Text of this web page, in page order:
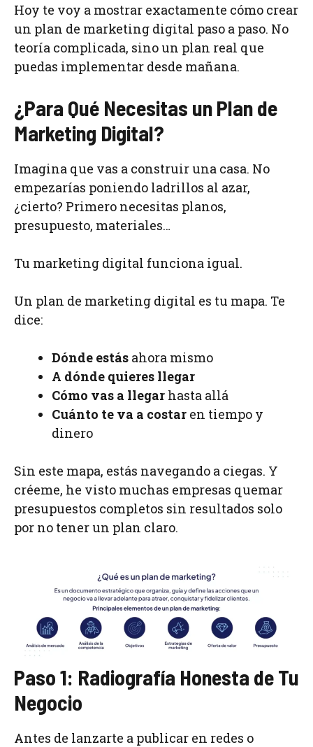
Hoy te voy a mostrar exactamente cómo crear
un plan de marketing digital paso a paso. No
teoría complicada, sino un plan real que
puedas implementar desde mañana.
¿Para Qué Necesitas un Plan de
Marketing Digital?
Imagina que vas a construir una casa. No
empezarías poniendo ladrillos al azar,
¿cierto? Primero necesitas planos,
presupuesto, materiales…
Tu marketing digital funciona igual.
Un plan de marketing digital es tu mapa. Te
dice:
Dónde estás ahora mismo
A dónde quieres llegar
Cómo vas a llegar hasta allá
Cuánto te va a costar en tiempo y
dinero
Sin este mapa, estás navegando a ciegas. Y
créeme, he visto muchas empresas quemar
presupuestos completos sin resultados solo
por no tener un plan claro.
Paso 1: Radiografía Honesta de Tu
Negocio
Antes de lanzarte a publicar en redes o